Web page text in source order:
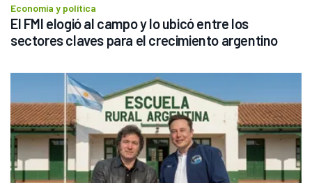
Economía y política
El FMI elogió al campo y lo ubicó entre los
sectores claves para el crecimiento argentino